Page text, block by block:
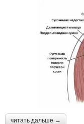
читать дальше →